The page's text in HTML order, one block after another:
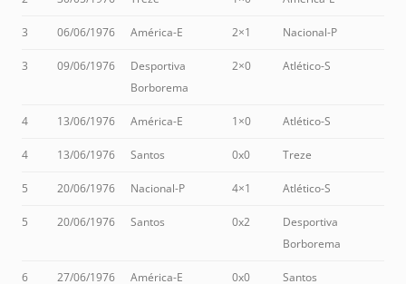
3 06/06/1976 América-E 2×1 Nacional-P
3 09/06/1976
Desportiva
Borborema
2×0 Atlético-S
4 13/06/1976 América-E 1×0 Atlético-S
4 13/06/1976 Santos 0x0 Treze
5 20/06/1976 Nacional-P 4×1 Atlético-S
5 20/06/1976 Santos 0x2
Desportiva
Borborema
6 27/06/1976 América-E 0x0 Santos